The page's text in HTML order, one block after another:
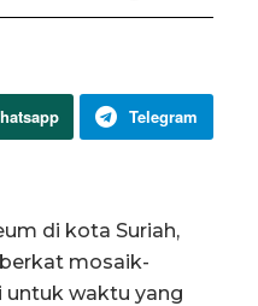
Telegram
di kota Suriah,
mosaik-
untuk waktu yang